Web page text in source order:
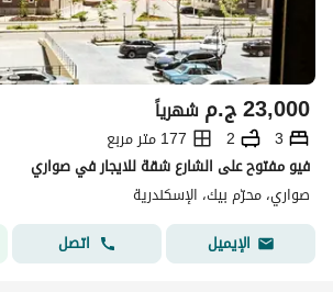
ج.م23,000 شهرياً
3
2
177 متر مربع
فيو مفتوح على الشارع شقة للايجار في صواري
صواري، محرّم بيك، الإسكندرية
الإيميل
اتصل